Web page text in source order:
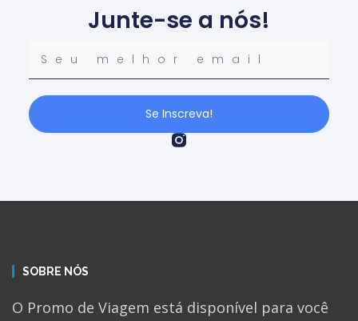
Junte-se a nós!
Se Inscreva!
SOBRE NÓS
O Promo de Viagem está disponível para você